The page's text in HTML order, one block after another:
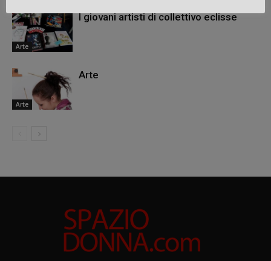
Arte
I giovani artisti di collettivo eclisse
Arte
Arte